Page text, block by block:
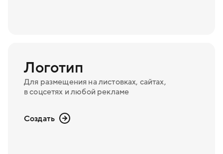
Логотип
Для размещения на листовках, сайтах,
в соцсетях и любой рекламе
Создать